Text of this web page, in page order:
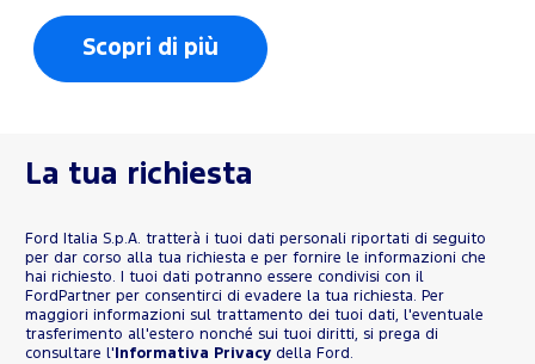
Scopri di più
La tua richiesta
Ford Italia S.p.A. tratterà i tuoi dati personali riportati di seguito
per dar corso alla tua richiesta e per fornire le informazioni che
hai richiesto. I tuoi dati potranno essere condivisi con il
FordPartner per consentirci di evadere la tua richiesta. Per
maggiori informazioni sul trattamento dei tuoi dati, l'eventuale
trasferimento all'estero nonché sui tuoi diritti, si prega di
consultare l' Informativa Privacy della Ford.